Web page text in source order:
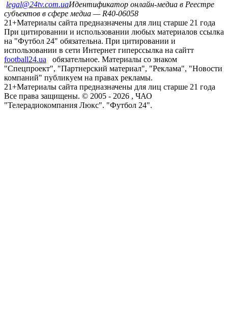
legal@24tv.com.uaИдентификатор онлайн-медиа в Реестре
субъектов в сфере медиа — R40-06058
21+Материалы сайта предназначены для лиц старше 21 года
При цитировании и использовании любых материалов ссылка
на "Футбол 24" обязательна. При цитировании и
использовании в сети Интернет гиперссылка на сайтт
football24.ua
обязательное. Материалы со знаком
"Спецпроект", "Партнерский материал", "Реклама", "Новости
компаний" публикуем на правах рекламы.
21+Материалы сайта предназначены для лиц старше 21 года
Все права защищены. © 2005 - 2026 , ЧАО
"Телерадиокомпания Люкс". "Футбол 24".